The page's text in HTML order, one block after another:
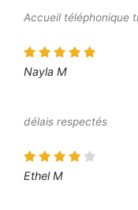
Accueil téléphonique
Nayla M
délais respectés
Ethel M